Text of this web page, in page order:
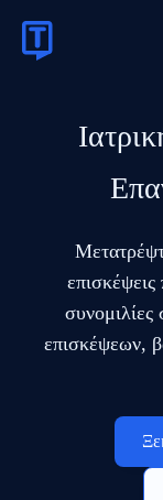
επισκέψεις
συνομιλίες
επισκέψεων,